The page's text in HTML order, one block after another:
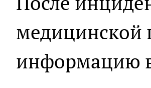
медицинской
информацию